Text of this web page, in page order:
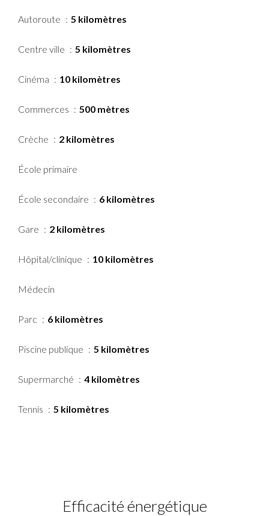
Autoroute 5 kilomètres
Centre ville 5 kilomètres
Cinéma 10 kilomètres
Commerces 500 mètres
Crèche 2 kilomètres
École primaire
École secondaire 6 kilomètres
Gare 2 kilomètres
Hôpital/clinique 10 kilomètres
Médecin
Parc 6 kilomètres
Piscine publique 5 kilomètres
Supermarché 4 kilomètres
Tennis 5 kilomètres
Efficacité énergétique